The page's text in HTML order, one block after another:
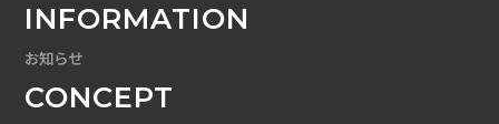
INFORMATION
お知らせ
CONCEPT